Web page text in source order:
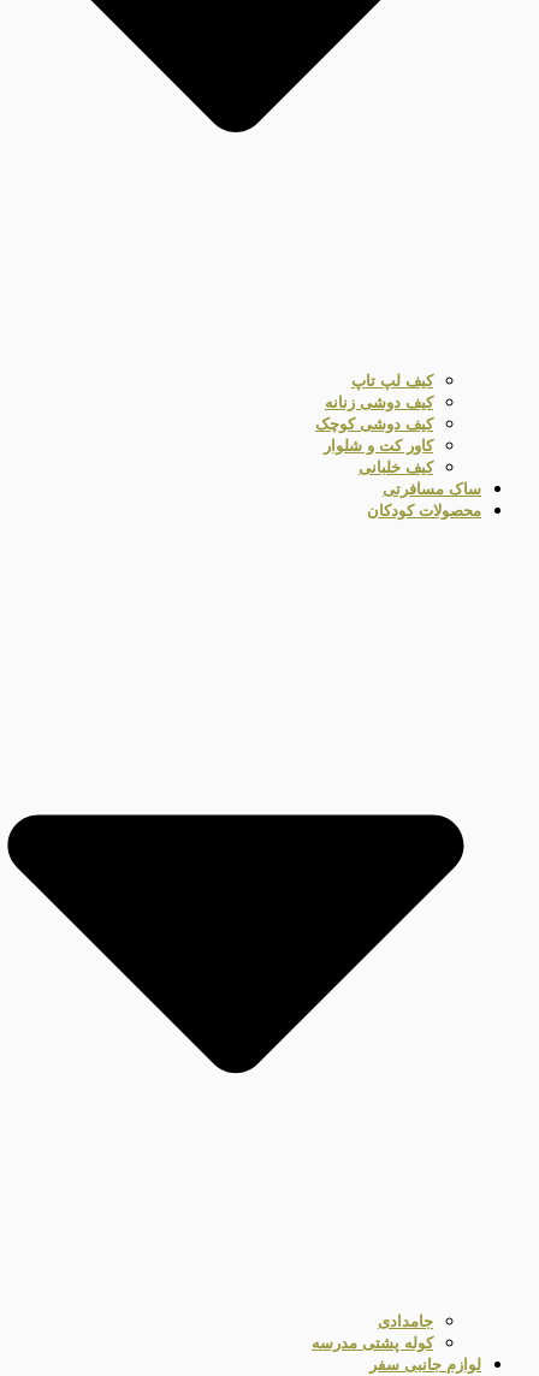
کیف لپ تاپ
کیف دوشی زنانه
کیف دوشی کوچک
کاور کت و شلوار
کیف خلبانی
ساک مسافرتی
محصولات کودکان
جامدادی
کوله پشتی مدرسه
لوازم جانبی سفر